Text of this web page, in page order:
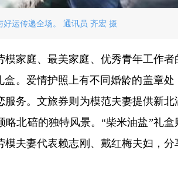
运传递全场。 通讯员 齐宏 摄
家庭、最美家庭、优秀青年工作者
。爱情护照上有不同婚龄的盖章处
务。文旅券则为模范夫妻提供新北
北碚的独特风景。“柴米油盐”礼盒
夫妻代表赖志刚、戴红梅夫妇，分